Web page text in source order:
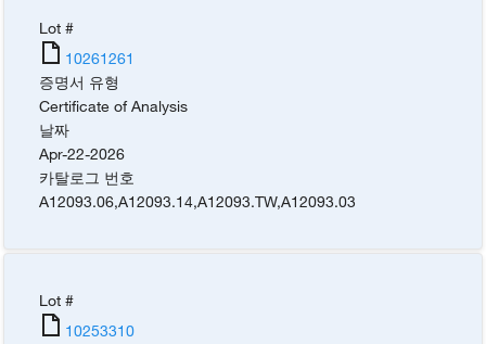
Lot #
10261261
증명서 유형
Certificate of Analysis
날짜
Apr-22-2026
카탈로그 번호
A12093.06,A12093.14,A12093.TW,A12093.03
Lot #
10253310